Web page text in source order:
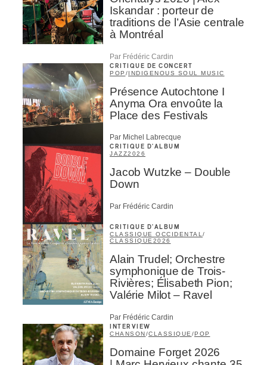
Iskandar : porteur de
traditions de l’Asie centrale
à Montréal
Par Frédéric Cardin
CRITIQUE DE CONCERT
POP /INDIGENOUS SOUL MUSIC
Présence Autochtone I
Anyma Ora envoûte la
Place des Festivals
Par Michel Labrecque
CRITIQUE D'ALBUM
JAZZ2026
Jacob Wutzke – Double
Down
Par Frédéric Cardin
CRITIQUE D'ALBUM
CLASSIQUE OCCIDENTAL/
CLASSIQUE2026
Alain Trudel; Orchestre
symphonique de Trois-
Rivières; Élisabeth Pion;
Valérie Milot – Ravel
Par Frédéric Cardin
INTERVIEW
CHANSON/CLASSIQUE /POP
Domaine Forget 2026